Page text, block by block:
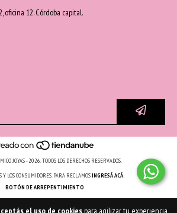
el uso de cookiespara agilizar tu experiencia
oficina 12. Córdoba capital.
JOYAS - 2026. TODOS LOS DERECHOS RESERVADOS.
Y LOS CONSUMIDORES. PARA RECLAMOSINGRESÁ ACÁ.
BOTÓN DE ARREPENTIMIENTO